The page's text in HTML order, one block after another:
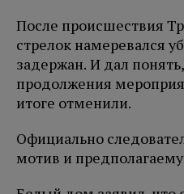
После происшествия
стрелок намеревался
задержан. И дал
продолжения
итоге отменили.
Официально
мотив и